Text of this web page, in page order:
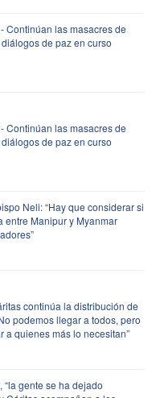
Continúan las masacres de
de paz en curso
Continúan las masacres de
de paz en curso
Neli: “Hay que considerar si
entre Manipur y Myanmar
continúa la distribución de
podemos llegar a todos, pero
a quienes más lo necesitan”
gente se ha dejado